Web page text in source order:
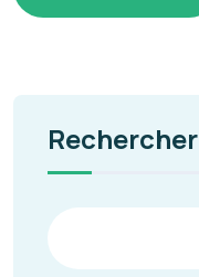
Rechercher